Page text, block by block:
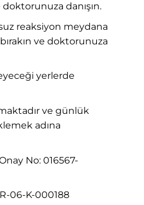
danışın.
reaksiyon meydana
ve doktorunuza
yerlerde
ve günlük
adına
No: 016567-
06-K-000188